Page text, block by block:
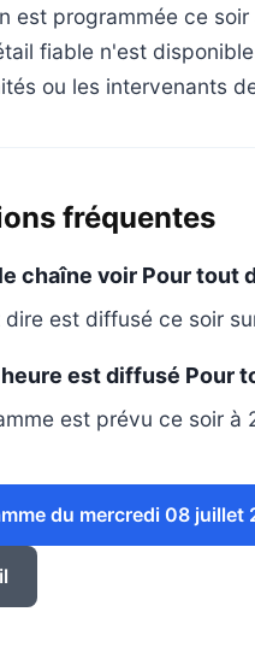
est programmée ce
fiable n'est
ou les intervenants
fréquentes
chaîne voir Pour tout
dire est diffusé ce soir
est diffusé Pour
est prévu ce soir à
du mercredi 08 juillet